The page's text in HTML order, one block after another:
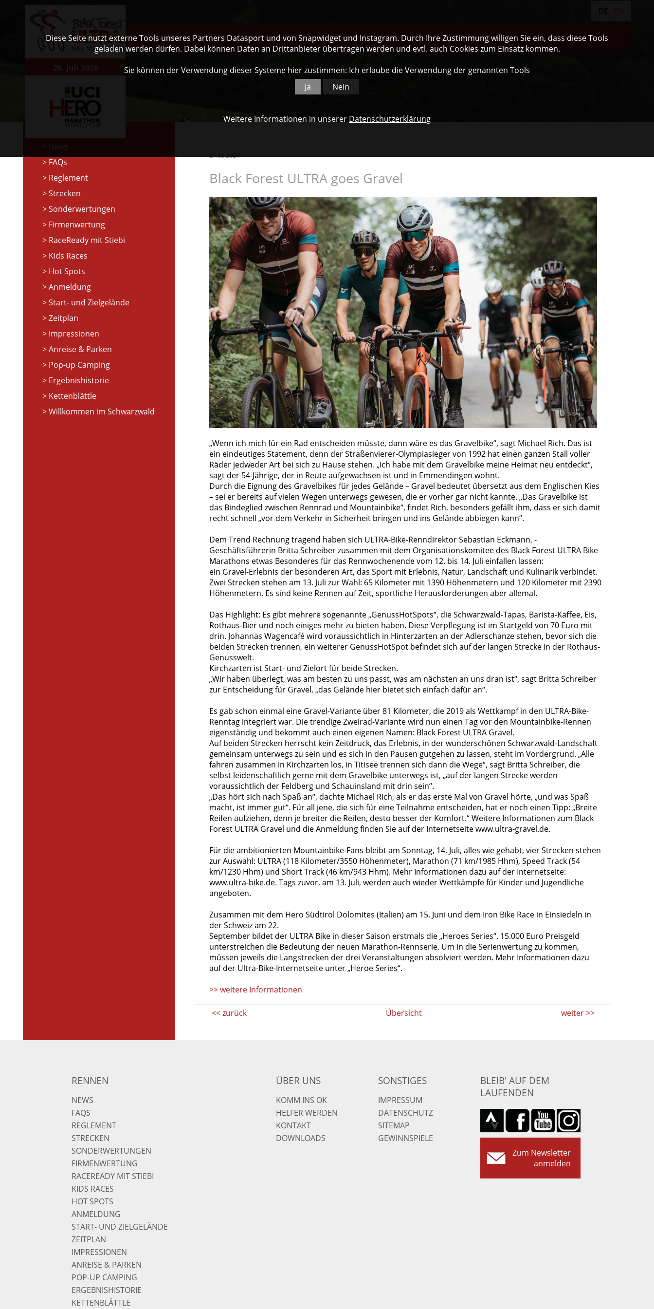
RENNEN PARTNER NACHHALTIGKEIT ÜBER UNS WORLD CUP ULTRA GRAVEL
FAQs
Reglement
Strecken
Sonderwertungen
Firmenwertung
RaceReady mit Stiebi
Kids Races
Hot Spots
Anmeldung
Start- und Zielgelände
Zeitplan
Impressionen
Anreise & Parken
Pop-up Camping
Ergebnishistorie
Kettenblättle
Willkommen im Schwarzwald
27.03.2024
Black Forest ULTRA goes Gravel
„Wenn ich mich für ein Rad entscheiden müsste, dann wäre es das Gravelbike“, sagt Michael Rich. Das ist
ein eindeutiges Statement, denn der Straßenvierer-Olympiasieger von 1992 hat einen ganzen Stall voller
Räder jedweder Art bei sich zu Hause stehen. „Ich habe mit dem Gravelbike meine Heimat neu entdeckt“,
sagt der 54-Jährige, der in Reute aufgewachsen ist und in Emmendingen wohnt.
Durch die Eignung des Gravelbikes für jedes Gelände – Gravel bedeutet übersetzt aus dem Englischen Kies
– sei er bereits auf vielen Wegen unterwegs gewesen, die er vorher gar nicht kannte. „Das Gravelbike ist
das Bindeglied zwischen Rennrad und Mountainbike“, findet Rich, besonders gefällt ihm, dass er sich damit
recht schnell „vor dem Verkehr in Sicherheit bringen und ins Gelände abbiegen kann“.
Dem Trend Rechnung tragend haben sich ULTRA-Bike-Renndirektor Sebastian Eckmann, -
Geschäftsführerin Britta Schreiber zusammen mit dem Organisationskomitee des Black Forest ULTRA Bike
Marathons etwas Besonderes für das Rennwochenende vom 12. bis 14. Juli einfallen lassen:
ein Gravel-Erlebnis der besonderen Art, das Sport mit Erlebnis, Natur, Landschaft und Kulinarik verbindet.
Zwei Strecken stehen am 13. Juli zur Wahl: 65 Kilometer mit 1390 Höhenmetern und 120 Kilometer mit 2390
Höhenmetern. Es sind keine Rennen auf Zeit, sportliche Herausforderungen aber allemal.
Das Highlight: Es gibt mehrere sogenannte „GenussHotSpots“, die Schwarzwald-Tapas, Barista-Kaffee, Eis,
Rothaus-Bier und noch einiges mehr zu bieten haben. Diese Verpflegung ist im Startgeld von 70 Euro mit
drin. Johannas Wagencafé wird voraussichtlich in Hinterzarten an der Adlerschanze stehen, bevor sich die
beiden Strecken trennen, ein weiterer GenussHotSpot befindet sich auf der langen Strecke in der Rothaus-
Genusswelt.
Kirchzarten ist Start- und Zielort für beide Strecken.
„Wir haben überlegt, was am besten zu uns passt, was am nächsten an uns dran ist“, sagt Britta Schreiber
zur Entscheidung für Gravel, „das Gelände hier bietet sich einfach dafür an“.
Es gab schon einmal eine Gravel-Variante über 81 Kilometer, die 2019 als Wettkampf in den ULTRA-Bike-
Renntag integriert war. Die trendige Zweirad-Variante wird nun einen Tag vor den Mountainbike-Rennen
eigenständig und bekommt auch einen eigenen Namen: Black Forest ULTRA Gravel.
Auf beiden Strecken herrscht kein Zeitdruck, das Erlebnis, in der wunderschönen Schwarzwald-Landschaft
gemeinsam unterwegs zu sein und es sich in den Pausen gutgehen zu lassen, steht im Vordergrund. „Alle
fahren zusammen in Kirchzarten los, in Titisee trennen sich dann die Wege“, sagt Britta Schreiber, die
selbst leidenschaftlich gerne mit dem Gravelbike unterwegs ist, „auf der langen Strecke werden
voraussichtlich der Feldberg und Schauinsland mit drin sein“.
„Das hört sich nach Spaß an“, dachte Michael Rich, als er das erste Mal von Gravel hörte, „und was Spaß
macht, ist immer gut“. Für all jene, die sich für eine Teilnahme entscheiden, hat er noch einen Tipp: „Breite
Reifen aufziehen, denn je breiter die Reifen, desto besser der Komfort.“ Weitere Informationen zum Black
Forest ULTRA Gravel und die Anmeldung finden Sie auf der Internetseite www.ultra-gravel.de.
Für die ambitionierten Mountainbike-Fans bleibt am Sonntag, 14. Juli, alles wie gehabt, vier Strecken stehen
zur Auswahl: ULTRA (118 Kilometer/3550 Höhenmeter), Marathon (71 km/1985 Hhm), Speed Track (54
km/1230 Hhm) und Short Track (46 km/943 Hhm). Mehr Informationen dazu auf der Internetseite:
www.ultra-bike.de. Tags zuvor, am 13. Juli, werden auch wieder Wettkämpfe für Kinder und Jugendliche
angeboten.
Zusammen mit dem Hero Südtirol Dolomites (Italien) am 15. Juni und dem Iron Bike Race in Einsiedeln in
der Schweiz am 22.
September bildet der ULTRA Bike in dieser Saison erstmals die „Heroes Series“. 15.000 Euro Preisgeld
unterstreichen die Bedeutung der neuen Marathon-Rennserie. Um in die Serienwertung zu kommen,
müssen jeweils die Langstrecken der drei Veranstaltungen absolviert werden. Mehr Informationen dazu
auf der Ultra-Bike-Internetseite unter „Heroe Series“.
>> weitere Informationen
<< zurück weiter >>
Übersicht
RENNEN
NEWS
FAQS
REGLEMENT
STRECKEN
SONDERWERTUNGEN
FIRMENWERTUNG
RACEREADY MIT STIEBI
KIDS RACES
HOT SPOTS
ANMELDUNG
START- UND ZIELGELÄNDE
ZEITPLAN
IMPRESSIONEN
ANREISE & PARKEN
POP-UP CAMPING
ERGEBNISHISTORIE
KETTENBLÄTTLE
ÜBER UNS
KOMM INS OK
HELFER WERDEN
KONTAKT
DOWNLOADS
SONSTIGES
IMPRESSUM
DATENSCHUTZ
SITEMAP
GEWINNSPIELE
BLEIB' AUF DEM
LAUFENDEN
Zum Newsletter
anmelden
Diese Seite nutzt externe Tools unseres Partners Datasport und von Snapwidget und Instagram. Durch Ihre Zustimmung willigen Sie ein, dass diese Tools
geladen werden dürfen. Dabei können Daten an Drittanbieter übertragen werden und evtl. auch Cookies zum Einsatz kommen.
Sie können der Verwendung dieser Systeme hier zustimmen: Ich erlaube die Verwendung der genannten Tools
Ja
Nein
Weitere Informationen in unserer Datenschutzerklärung